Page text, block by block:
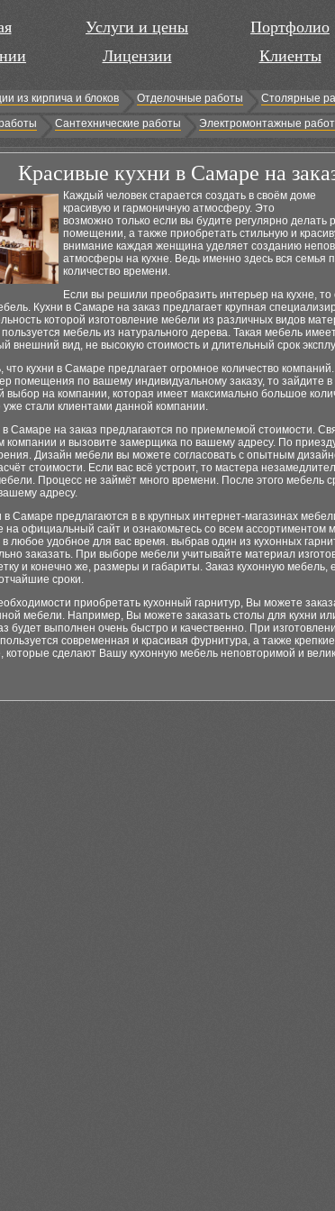
Услуги и цены
Лицензии
Портфолио
Клиенты
из кирпича и блоков Отделочные работы Столярные
Сантехнические работы Электромонтажные
Красивые кухни в Самаре на
Каждый человек старается создать в своём доме
красивую и гармоничную атмосферу. Это
возможно только если вы будите регулярно делать
помещении, а также приобретать стильную и
внимание каждая женщина уделяет созданию
атмосферы на кухне. Ведь именно здесь вся семья
количество времени.
Если вы решили преобразить интерьер на кухне, то
Кухни в Самаре на заказ предлагает крупная
которой изготовление мебели из различных видов
мебель из натурального дерева. Такая мебель
внешний вид, не высокую стоимость и длительный срок
что кухни в Самаре предлагает огромное количество
помещения по вашему индивидуальному заказу, то зайдите в
выбор на компании, которая имеет максимально большое
стали клиентами данной компании.
в Самаре на заказ предлагаются по приемлемой стоимости.
компании и вызовите замерщика по вашему адресу. По
Дизайн мебели вы можете согласовать с опытным
стоимости. Если вас всё устроит, то мастера
Процесс не займёт много времени. После этого мебель
адресу.
в Самаре предлагаются в в крупных интернет-магазинах
на официальный сайт и ознакомьтесь со всем ассортиментом
любое удобное для вас время. выбрав один из кухонных
заказать. При выборе мебели учитывайте материал
и конечно же, размеры и габариты. Заказ кухонную мебель,
сроки.
приобретать кухонный гарнитур, Вы можете
мебели. Например, Вы можете заказать столы для кухни
будет выполнен очень быстро и качественно. При
современная и красивая фурнитура, а также
которые сделают Вашу кухонную мебель неповторимой и